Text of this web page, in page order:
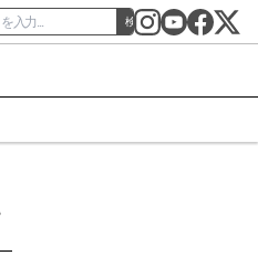
検索